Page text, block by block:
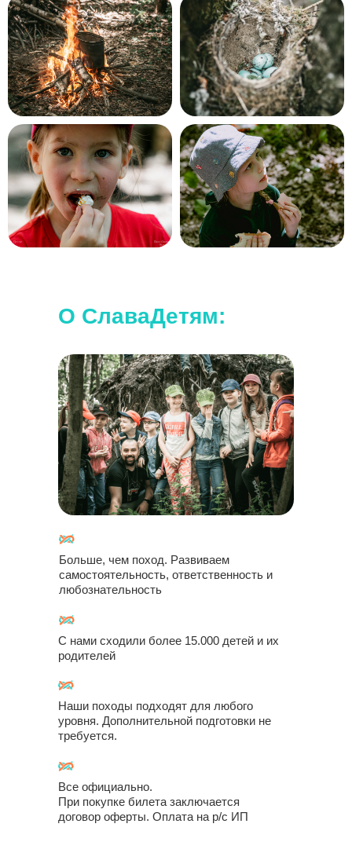
О СлаваДетям:
Больше, чем поход. Развиваем
самостоятельность, ответственность и
любознательность
С нами сходили более 15.000 детей и их
родителей
Наши походы подходят для любого
уровня.
Дополнительной подготовки не требуется.
Все официально.
При покупке билета заключается
договор оферты. Оплата на р/с ИП
Наши походы подходят для любого
уровня. Дополнительной подготовки не
требуется.